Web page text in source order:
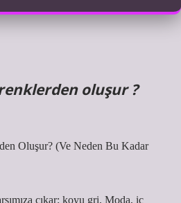
oluşur ?
Oluşur? (Ve Neden Bu Kadar
çıkar: koyu gri. Moda, iç